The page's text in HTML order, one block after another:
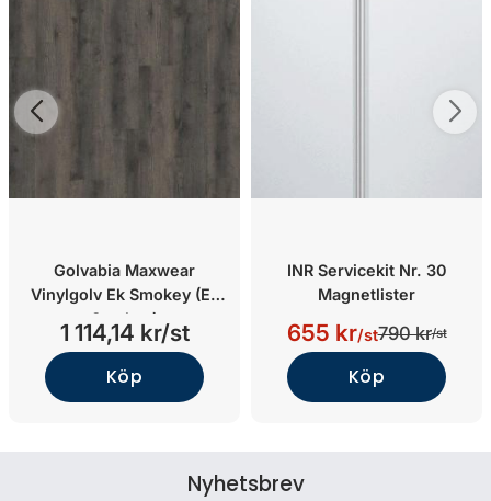
Golvabia Maxwear
Vinylgolv Ek Smokey (Ek
Smokey)
1 114,14 kr/st
Köp
INR Servicekit Nr. 30
Magnetlister
655 kr/st790 kr/st
Köp
Nyhetsbrev